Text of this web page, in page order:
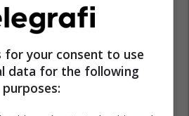
for your consent to use
data for the following
purposes: